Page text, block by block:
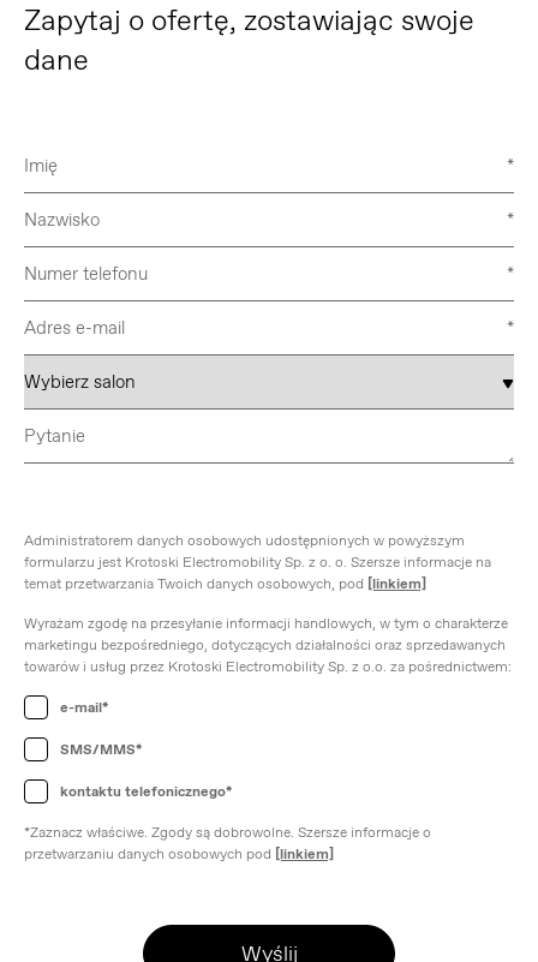
Zapytaj o ofertę, zostawiając swoje
dane
Administratorem danych osobowych udostępnionych w powyższym
formularzu jest Krotoski Electromobility Sp. z o. o. Szersze informacje na
temat przetwarzania Twoich danych osobowych, pod [linkiem]
Wyrażam zgodę na przesyłanie informacji handlowych, w tym o charakterze
marketingu bezpośredniego, dotyczących działalności oraz sprzedawanych
towarów i usług przez Krotoski Electromobility Sp. z o.o. za pośrednictwem:
e-mail*
SMS/MMS*
kontaktu telefonicznego*
*Zaznacz właściwe. Zgody są dobrowolne. Szersze informacje o
przetwarzaniu danych osobowych pod [linkiem]
Wyślij